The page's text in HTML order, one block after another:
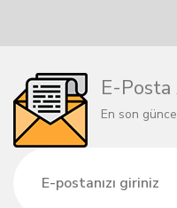
E-
En son